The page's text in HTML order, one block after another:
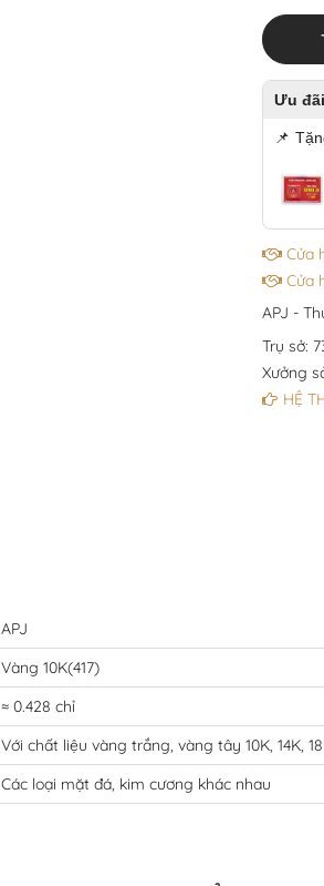
Ưu
📌
Cửa
Cửa
APJ -
Trụ sở:
Xưởng
HỆ
APJ
Vàng 10K(417)
≈ 0.428 chỉ
Với chất liệu vàng trắng, vàng tây 10K, 14K,
Các loại mặt đá, kim cương khác nhau